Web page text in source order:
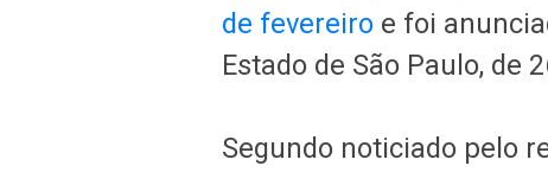
de fevereiroe foi
Estado de São Paulo, de
Segundo noticiado pelo